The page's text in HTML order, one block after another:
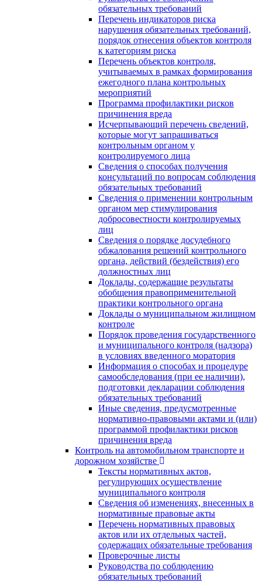
обязательных требований
Перечень индикаторов риска
нарушения обязательных требований,
порядок отнесения объектов контроля
к категориям риска
Перечень объектов контроля,
учитываемых в рамках формирования
ежегодного плана контрольных
мероприятий
Программа профилактики рисков
причинения вреда
Исчерпывающий перечень сведений,
которые могут запрашиваться
контрольным органом у
контролируемого лица
Сведения о способах получения
консультаций по вопросам соблюдения
обязательных требований
Сведения о применении контрольным
органом мер стимулирования
добросовестности контролируемых
лиц
Сведения о порядке досудебного
обжалования решений контрольного
органа, действий (бездействия) его
должностных лиц
Доклады, содержащие результаты
обобщения правоприменительной
практики контрольного органа
Доклады о муниципальном жилищном
контроле
Порядок проведения государственного
и муниципального контроля (надзора)
в условиях введенного моратория
Информация о способах и процедуре
самообследования (при ее наличии),
подготовки декларации соблюдения
обязательных требований
Иные сведения, предусмотренные
нормативно-правовыми актами и (или)
программой профилактики рисков
причинения вреда
Контроль на автомобильном транспорте и
дорожном хозяйстве
Тексты нормативных актов,
регулирующих осуществление
муниципального контроля
Сведения об изменениях, внесенных в
нормативные правовые акты
Перечень нормативных правовых
актов или их отдельных частей,
содержащих обязательные требования
Проверочные листы
Руководства по соблюдению
обязательных требований